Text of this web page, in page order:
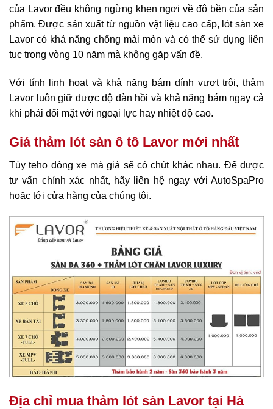
của Lavor đều không ngừng khen ngợi về độ bền của sản
phẩm. Được sản xuất từ nguồn vật liệu cao cấp, lót sàn xe
Lavor có khả năng chống mài mòn và có thể sử dụng liên
tục trong vòng 10 năm mà không gặp vấn đề.
Với tính linh hoạt và khả năng bám dính vượt trội, thảm
Lavor luôn giữ được độ đàn hồi và khả năng bám ngay cả
khi phải đối mặt với ngoại lực hay nhiệt độ cao.
Giá thảm lót sàn ô tô Lavor mới nhất
Tùy teho dòng xe mà giá sẽ có chút khác nhau. Để dược
tư vấn chính xác nhất, hãy liên hệ ngay với AutoSpaPro
hoặc tới cửa hàng của chúng tôi.
Địa chỉ mua thảm lót sàn Lavor tại Hà